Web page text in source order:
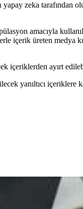
zeka tarafından
amacıyla
içerik üreten medya
içeriklerden ayırt
yanıltıcı içeriklere